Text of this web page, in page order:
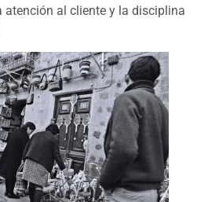
atención al cliente y la disciplina